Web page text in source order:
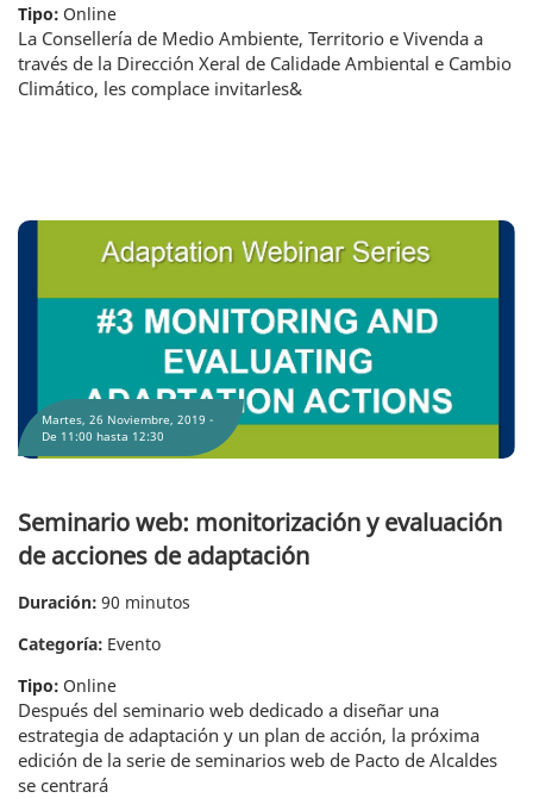
Tipo: Online
La Consellería de Medio Ambiente, Territorio e Vivenda a
través de la Dirección Xeral de Calidade Ambiental e Cambio
Climático, les complace invitarles&
Seminario web: monitorización y evaluación
de acciones de adaptación
Duración: 90 minutos
Categoría: Evento
Tipo: Online
Después del seminario web dedicado a diseñar una
estrategia de adaptación y un plan de acción, la próxima
edición de la serie de seminarios web de Pacto de Alcaldes
se centrará
Martes, 26 Noviembre, 2019 -
De 11:00 hasta 12:30